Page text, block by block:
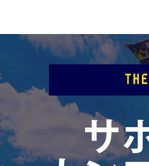
ファンクラブ
グッズ
ザスパタイムズ
マスコット
クラブアンバサダー